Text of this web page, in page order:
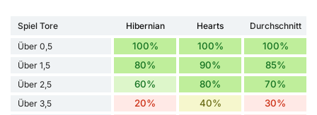
Spiel Tore Hibernian Hearts
Durchschnitt
Über 0,5
100% 100% 100%
Über 1,5 80% 90% 85%
Über 2,5 60% 80% 70%
Über 3,5 20% 40% 30%